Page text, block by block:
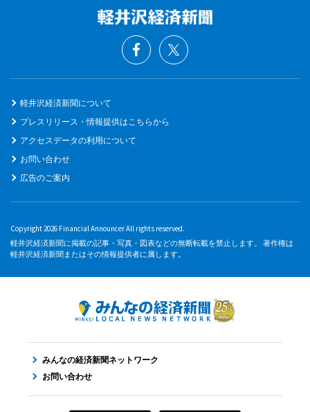
軽井沢経済新聞について
プレスリリース・情報提供はこちらから
アクセスデータの利用について
お問い合わせ
広告のご案内
Copyright 2026 Financial Announcer All rights reserved.
軽井沢経済新聞に掲載の記事・写真・図表などの無断転載を禁止します。 著作権は
軽井沢経済新聞またはその情報提供者に属します。
みんなの経済新聞ネットワーク
お問い合わせ